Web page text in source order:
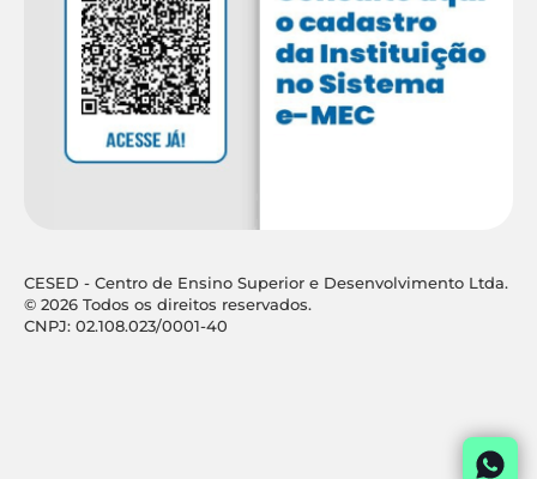
CESED - Centro de Ensino Superior e Desenvolvimento Ltda.
© 2026 Todos os direitos reservados.
CNPJ: 02.108.023/0001-40